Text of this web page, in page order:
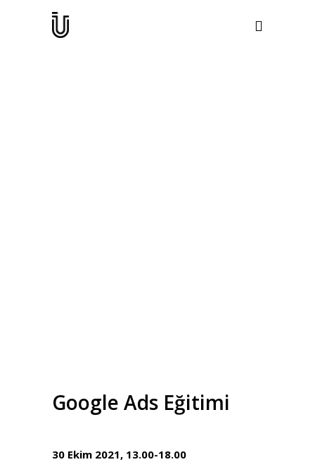
Google Ads Eğitimi
30 Ekim 2021, 13.00-18.00